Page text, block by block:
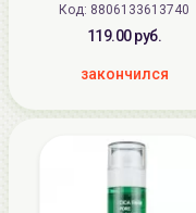
Код: 8806133613740
119.00 руб.
закончился